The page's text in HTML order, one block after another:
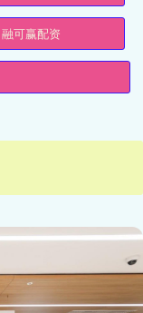
融可赢配资